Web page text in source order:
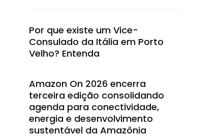
Por que existe um Vice-
Consulado da Itália em Porto
Velho? Entenda
Amazon On 2026 encerra
terceira edição consolidando
agenda para conectividade,
energia e desenvolvimento
sustentável da Amazônia